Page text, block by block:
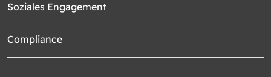
Soziales Engagement
Compliance